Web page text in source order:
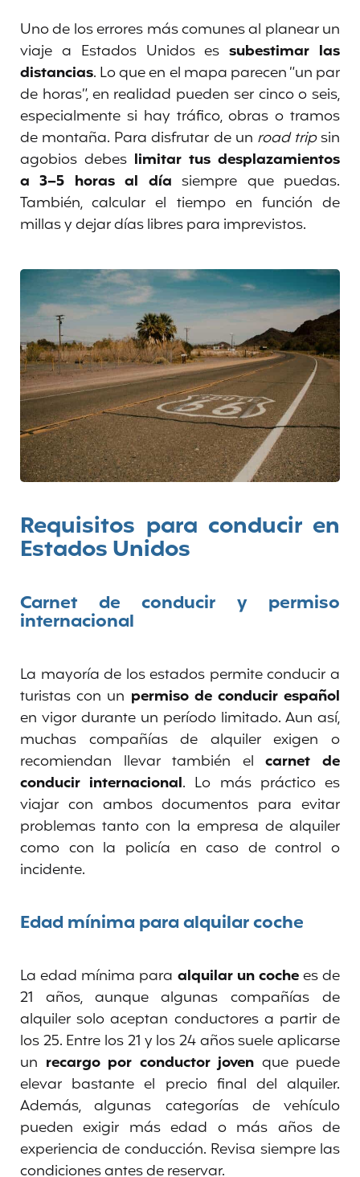
Uno de los errores más comunes al planear un
viaje a Estados Unidos essubestimar las
distancias. Lo que en el mapa parecen “un par
de horas”, en realidad pueden ser cinco o seis,
especialmente si hay tráfico, obras o tramos
de montaña. Para disfrutar de un road tripsin
agobios debes limitar tus desplazamientos
a 3–5 horas al día siempre que puedas.
También, calcular el tiempo en función de
millas y dejar días libres para imprevistos.
Requisitos para conducir en
Estados Unidos
Carnet de conducir y permiso
internacional
La mayoría de los estados permite conducir a
turistas con un permiso de conducir español
en vigor durante un período limitado. Aun así,
muchas compañías de alquiler exigen o
recomiendan llevar también elcarnet de
conducir internacional. Lo más práctico es
viajar con ambos documentos para evitar
problemas tanto con la empresa de alquiler
como con la policía en caso de control o
incidente.
Edad mínima para alquilar coche
La edad mínima para alquilar un cochees de
21 años, aunque algunas compañías de
alquiler solo aceptan conductores a partir de
los 25. Entre los 21 y los 24 años suele aplicarse
un recargo por conductor joven que puede
elevar bastante el precio final del alquiler.
Además, algunas categorías de vehículo
pueden exigir más edad o más años de
experiencia de conducción. Revisa siempre las
condiciones antes de reservar.